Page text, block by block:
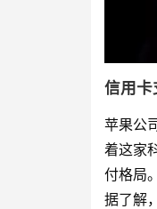
信用卡
苹果公
着这家
付格局。
据了解